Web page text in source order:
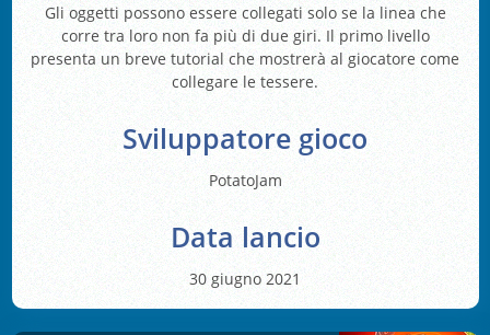
Gli oggetti possono essere collegati solo se la linea che
corre tra loro non fa più di due giri. Il primo livello
presenta un breve tutorial che mostrerà al giocatore come
collegare le tessere.
Sviluppatore gioco
PotatoJam
Data lancio
30 giugno 2021